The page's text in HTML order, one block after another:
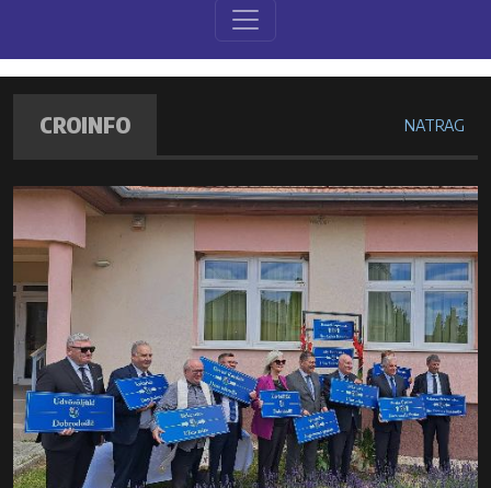
CROINFO NATRAG